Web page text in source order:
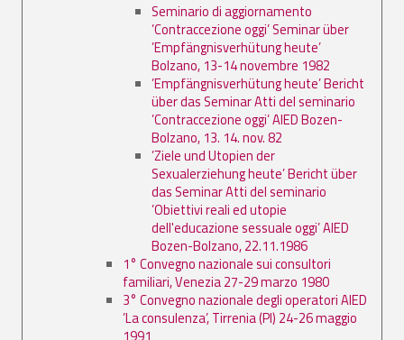
Seminario di aggiornamento
’Contraccezione oggi’ Seminar über
’Empfängnisverhütung heute’
Bolzano, 13-14 novembre 1982
’Empfängnisverhütung heute’ Bericht
über das Seminar Atti del seminario
’Contraccezione oggi’ AIED Bozen-
Bolzano, 13. 14. nov. 82
’Ziele und Utopien der
Sexualerziehung heute’ Bericht über
das Seminar Atti del seminario
’Obiettivi reali ed utopie
dell'educazione sessuale oggi’ AIED
Bozen-Bolzano, 22.11.1986
1° Convegno nazionale sui consultori
familiari, Venezia 27-29 marzo 1980
3° Convegno nazionale degli operatori AIED
’La consulenza’, Tirrenia (PI) 24-26 maggio
1991